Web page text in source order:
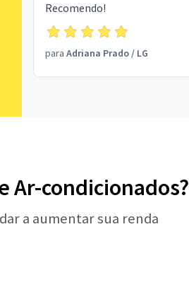
Recomendo!
para Adriana Prado/ LG
Ar-condicionados?
a aumentar sua renda